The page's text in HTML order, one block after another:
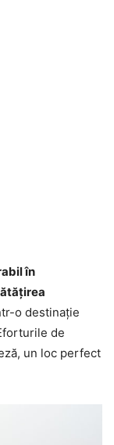
în
o destinație
de
un loc perfect